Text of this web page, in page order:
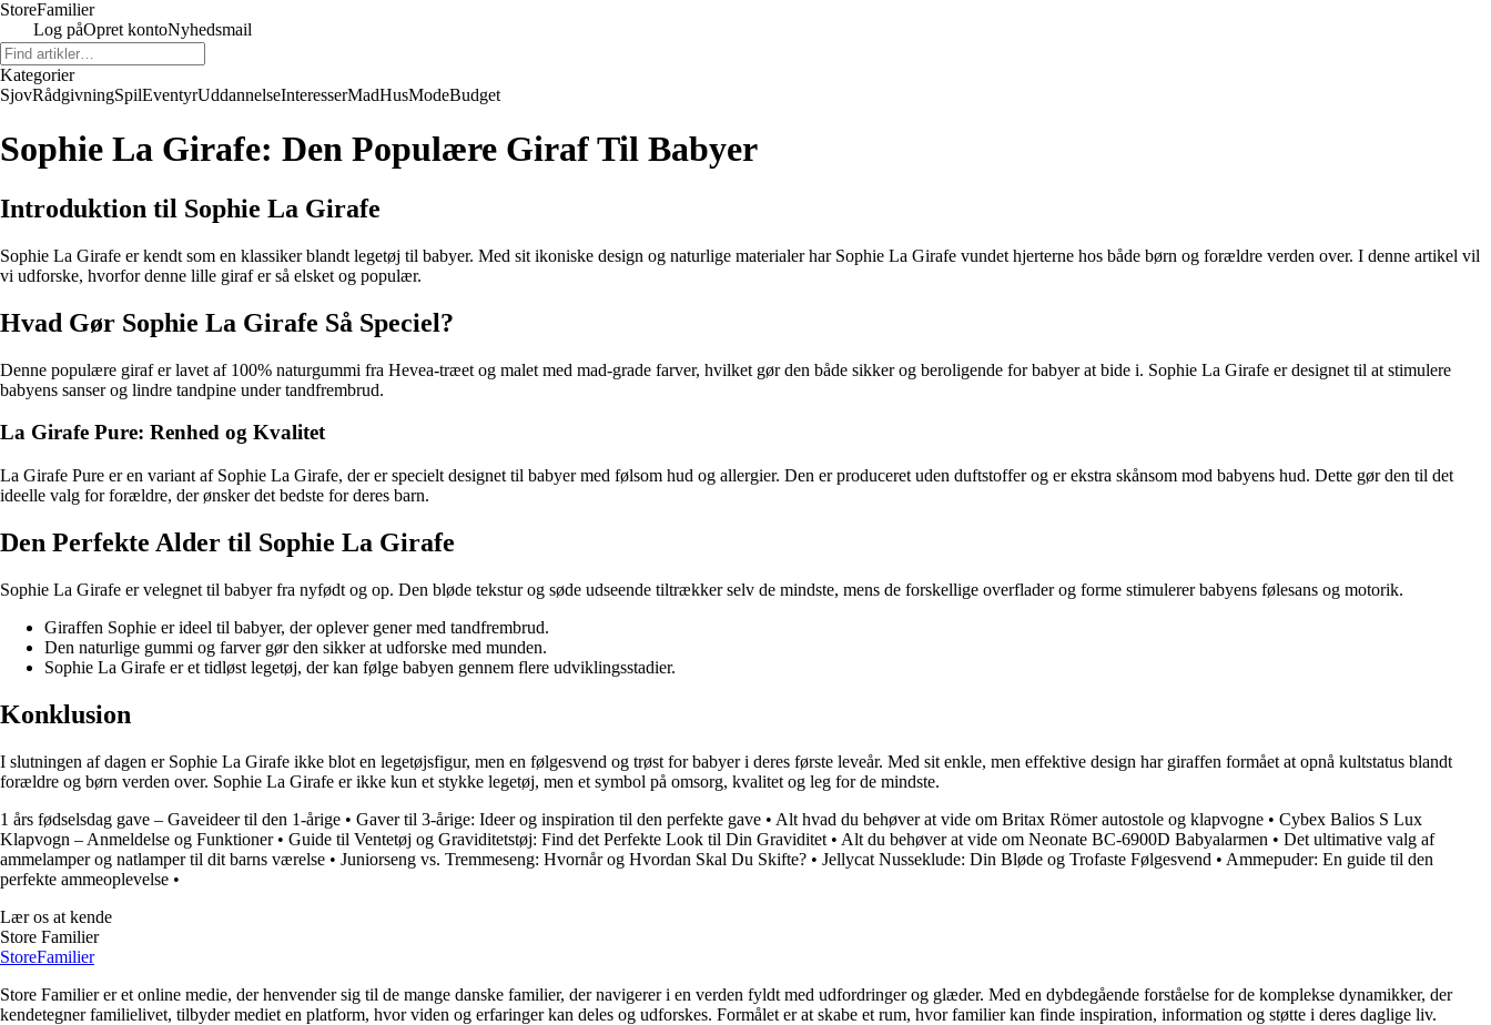
StoreFamilier
Log påOpret kontoNyhedsmail
Kategorier
SjovRådgivningSpilEventyrUddannelseInteresserMadHusModeBudget
Sophie La Girafe: Den Populære Giraf Til Babyer
Introduktion til Sophie La Girafe
Sophie La Girafe er kendt som en klassiker blandt legetøj til babyer. Med sit ikoniske design og naturlige materialer har Sophie La Girafe vundet hjerterne hos både børn og forældre verden over. I denne artikel vil
vi udforske, hvorfor denne lille giraf er så elsket og populær.
Hvad Gør Sophie La Girafe Så Speciel?
Denne populære giraf er lavet af 100% naturgummi fra Hevea-træet og malet med mad-grade farver, hvilket gør den både sikker og beroligende for babyer at bide i. Sophie La Girafe er designet til at stimulere
babyens sanser og lindre tandpine under tandfrembrud.
La Girafe Pure: Renhed og Kvalitet
La Girafe Pure er en variant af Sophie La Girafe, der er specielt designet til babyer med følsom hud og allergier. Den er produceret uden duftstoffer og er ekstra skånsom mod babyens hud. Dette gør den til det
ideelle valg for forældre, der ønsker det bedste for deres barn.
Den Perfekte Alder til Sophie La Girafe
Sophie La Girafe er velegnet til babyer fra nyfødt og op. Den bløde tekstur og søde udseende tiltrækker selv de mindste, mens de forskellige overflader og forme stimulerer babyens følesans og motorik.
Giraffen Sophie er ideel til babyer, der oplever gener med tandfrembrud.
Den naturlige gummi og farver gør den sikker at udforske med munden.
Sophie La Girafe er et tidløst legetøj, der kan følge babyen gennem flere udviklingsstadier.
Konklusion
I slutningen af dagen er Sophie La Girafe ikke blot en legetøjsfigur, men en følgesvend og trøst for babyer i deres første leveår. Med sit enkle, men effektive design har giraffen formået at opnå kultstatus blandt
forældre og børn verden over. Sophie La Girafe er ikke kun et stykke legetøj, men et symbol på omsorg, kvalitet og leg for de mindste.
1 års fødselsdag gave – Gaveideer til den 1-årige • Gaver til 3-årige: Ideer og inspiration til den perfekte gave • Alt hvad du behøver at vide om Britax Römer autostole og klapvogne • Cybex Balios S Lux
Klapvogn – Anmeldelse og Funktioner• Guide til Ventetøj og Graviditetstøj: Find det Perfekte Look til Din Graviditet • Alt du behøver at vide om Neonate BC-6900D Babyalarmen • Det ultimative valg af
ammelamper og natlamper til dit barns værelse • Juniorseng vs. Tremmeseng: Hvornår og Hvordan Skal Du Skifte? • Jellycat Nusseklude: Din Bløde og Trofaste Følgesvend • Ammepuder: En guide til den
perfekte ammeoplevelse •
Lær os at kende
Store Familier
StoreFamilier
Store Familier er et online medie, der henvender sig til de mange danske familier, der navigerer i en verden fyldt med udfordringer og glæder. Med en dybdegående forståelse for de komplekse dynamikker, der
kendetegner familielivet, tilbyder mediet en platform, hvor viden og erfaringer kan deles og udforskes. Formålet er at skabe et rum, hvor familier kan finde inspiration, information og støtte i deres daglige liv.